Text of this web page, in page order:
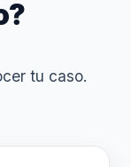
tu caso.